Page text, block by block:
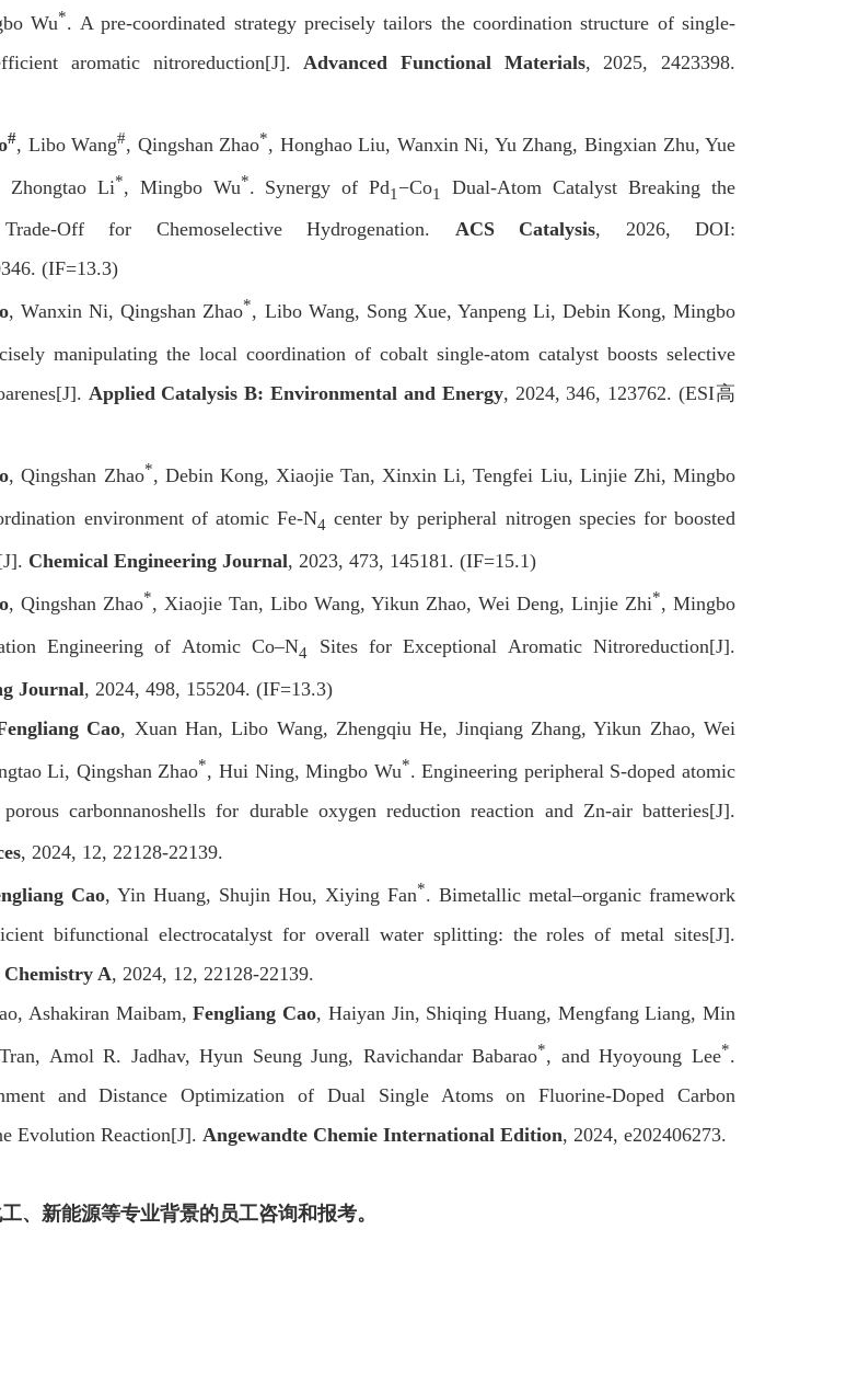
Wu*. A pre-coordinated strategy precisely tailors the coordination structure of single-
aromatic nitroreduction[J]. Advanced Functional Materials, 2025, 2423398.
#, Libo Wang#, Qingshan Zhao*, Honghao Liu, Wanxin Ni, Yu Zhang, Bingxian Zhu, Yue
Zhongtao Li*, Mingbo Wu*. Synergy of Pd1 −Co1
Dual-Atom Catalyst Breaking the
Off for Chemoselective Hydrogenation. ACS Catalysis, 2026, DOI:
(IF=13.3)
, Wanxin Ni, Qingshan Zhao*, Libo Wang, Song Xue, Yanpeng Li, Debin Kong, Mingbo
manipulating the local coordination of cobalt single-atom catalyst boosts selective
Applied Catalysis B: Environmental and Energy, 2024, 346, 123762. (ESI高
, Qingshan Zhao*, Debin Kong, Xiaojie Tan, Xinxin Li, Tengfei Liu, Linjie Zhi, Mingbo
environment of atomic Fe-N4 center by peripheral nitrogen species for boosted
Chemical Engineering Journal, 2023, 473, 145181. (IF=15.1)
, Qingshan Zhao*, Xiaojie Tan, Libo Wang, Yikun Zhao, Wei Deng, Linjie Zhi*, Mingbo
Engineering of Atomic Co‒N4
Sites for Exceptional Aromatic Nitroreduction[J].
Journal, 2024, 498, 155204. (IF=13.3)
Cao, Xuan Han, Libo Wang, Zhengqiu He, Jinqiang Zhang, Yikun Zhao, Wei
Li, Qingshan Zhao*, Hui Ning, Mingbo Wu*. Engineering peripheral S-doped atomic
carbonnanoshells for durable oxygen reduction reaction and Zn-air batteries[J].
, 2024, 12, 22128-22139.
Cao, Yin Huang, Shujin Hou, Xiying Fan*. Bimetallic metal–organic framework
bifunctional electrocatalyst for overall water splitting: the roles of metal sites[J].
A, 2024, 12, 22128-22139.
Ashakiran Maibam,Fengliang Cao, Haiyan Jin, Shiqing Huang, Mengfang Liang, Min
Amol R. Jadhav, Hyun Seung Jung, Ravichandar Babarao*, and Hyoyoung Lee*.
and Distance Optimization of Dual Single Atoms on Fluorine-Doped Carbon
Evolution Reaction[J]. Angewandte Chemie International Edition, 2024, e202406273.
、新能源等专业背景的员工咨询和报考。